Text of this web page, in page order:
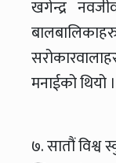
खगेन्द्र
मनाईको थियो ।
७. सातौं